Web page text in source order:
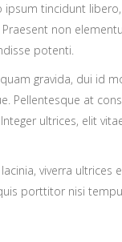
tincidunt
non
potenti.
gravida, dui id
Pellentesque at
ultrices, elit
viverra ultrices
porttitor nisi